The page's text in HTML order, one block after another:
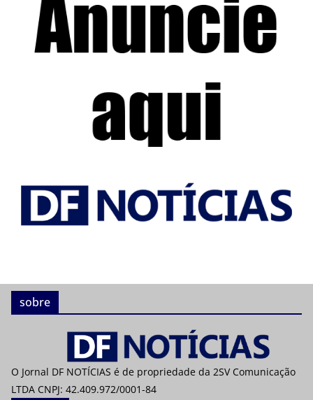
sobre
O Jornal DF NOTÍCIAS é de propriedade da 2SV Comunicação
LTDA CNPJ: 42.409.972/0001-84